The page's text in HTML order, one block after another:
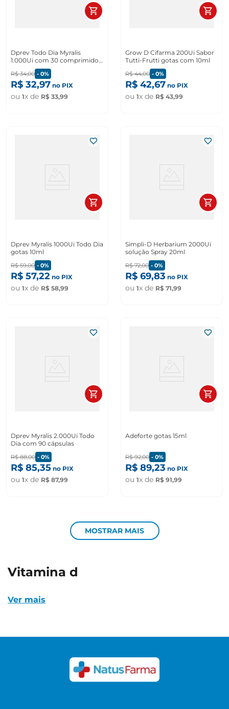
Dprev Todo Dia Myralis
1.000Ui com 30 comprimidos
revestidos
R$ 34,00 - 0%
R$ 32,97 no PIX
ou 1x de R$ 33,99
Grow D Cifarma 200Ui Sabor
Tutti-Frutti gotas com 10ml
R$ 44,00 - 0%
R$ 42,67 no PIX
ou 1x de R$ 43,99
Dprev Myralis 1000Ui Todo Dia
gotas 10ml
R$ 59,00 - 0%
R$ 57,22 no PIX
ou 1x de R$ 58,99
Simpli-D Herbarium 2000Ui
solução Spray 20ml
R$ 72,00 - 0%
R$ 69,83 no PIX
ou 1x de R$ 71,99
Dprev Myralis 2.000Ui Todo
Dia com 90 cápsulas
R$ 88,00 - 0%
R$ 85,35 no PIX
ou 1x de R$ 87,99
Adeforte gotas 15ml
R$ 92,00 - 0%
R$ 89,23 no PIX
ou 1x de R$ 91,99
MOSTRAR MAIS
vitamina d
Ver mais